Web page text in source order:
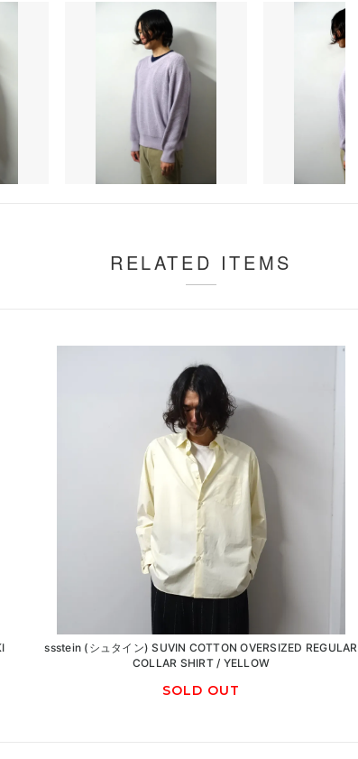
RELATED ITEMS
ssstein (シュタイン) SUVIN COTTON OVERSIZED REGULAR
COLLAR SHIRT / YELLOW
SOLD OUT